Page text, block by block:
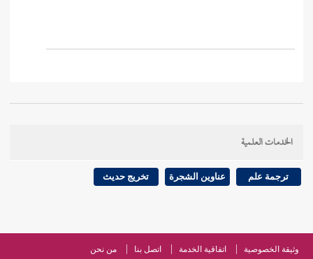
الخدمات العلمية
ترجمة علم عناوين الشجرة تخريج حديث
وثيقة الخصوصية اتفاقية الخدمة اتصل بنا من نحن